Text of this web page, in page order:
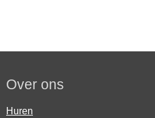
Over ons
Huren